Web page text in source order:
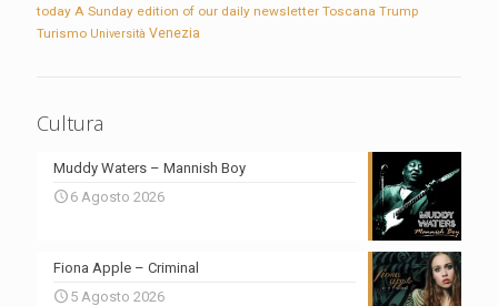
today A Sunday edition of our daily newsletter Toscana Trump
Turismo Università Venezia
Cultura
Muddy Waters – Mannish Boy
6 Agosto 2026
Fiona Apple – Criminal
5 Agosto 2026